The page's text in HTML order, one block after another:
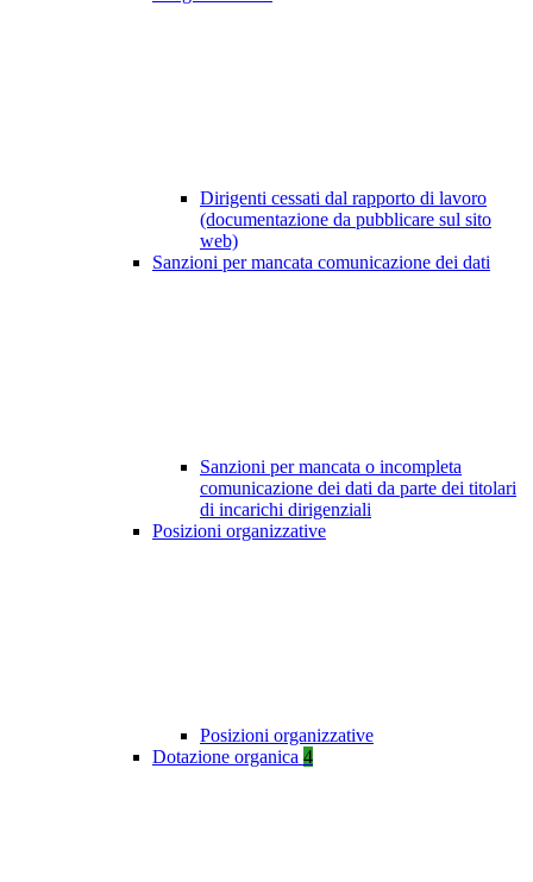
Dirigenti cessati dal rapporto di lavoro
(documentazione da pubblicare sul sito
web)
Sanzioni per mancata comunicazione dei dati
Sanzioni per mancata o incompleta
comunicazione dei dati da parte dei titolari
di incarichi dirigenziali
Posizioni organizzative
Posizioni organizzative
Dotazione organica 4